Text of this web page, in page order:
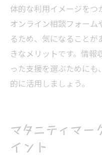
体的な利用イメージをつ
オンライン相談フォーム
るため、気になること
きなメリットです。情
った支援を選ぶために
的に活用しましょう。
マタニティマー
イント